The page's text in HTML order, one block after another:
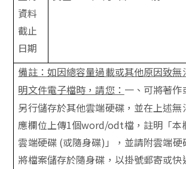
資料
截止
日期
備註：如因總容量過載或其他原因致
明文件電子檔時，請您： 一、可將著
另行儲存於其他雲端硬碟，並在上述無
應欄位上傳1個word/odt檔，註明「本
雲端硬碟 (或隨身碟)」，並請附雲端硬
將檔案儲存於隨身碟，以掛號郵寄或快